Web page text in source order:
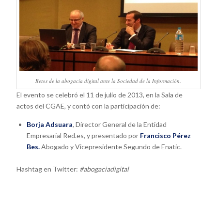
Retos de la abogacía digital ante la Sociedad de la Información.
El evento se celebró el 11 de julio de 2013, en la Sala de
actos del CGAE, y contó con la participación de:
Borja Adsuara, Director General de la Entidad
Empresarial Red.es, y presentado por Francisco Pérez
Bes.Abogado y Vicepresidente Segundo de Enatic.
Hashtag en Twitter: #abogaciadigital